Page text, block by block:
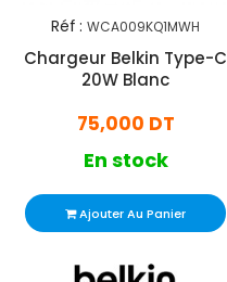
Réf : WCA009KQ1MWH
Chargeur Belkin Type-C
20W Blanc
75,000 DT
En stock
Ajouter Au Panier